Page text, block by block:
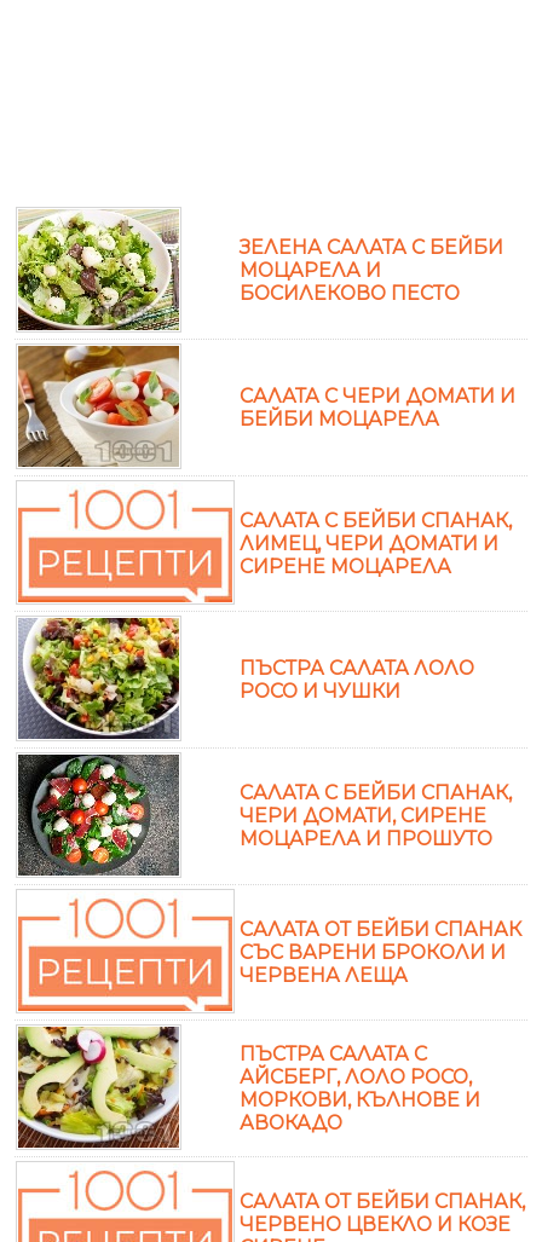
ЗЕЛЕНА САЛАТА С БЕЙБИ
МОЦАРЕЛА И
БОСИЛЕКОВО ПЕСТО
САЛАТА С ЧЕРИ ДОМАТИ И
БЕЙБИ МОЦАРЕЛА
САЛАТА С БЕЙБИ СПАНАК,
ЛИМЕЦ, ЧЕРИ ДОМАТИ И
СИРЕНЕ МОЦАРЕЛА
ПЪСТРА САЛАТА ЛОЛО
РОСО И ЧУШКИ
САЛАТА С БЕЙБИ СПАНАК,
ЧЕРИ ДОМАТИ, СИРЕНЕ
МОЦАРЕЛА И ПРОШУТО
САЛАТА ОТ БЕЙБИ СПАНАК
СЪС ВАРЕНИ БРОКОЛИ И
ЧЕРВЕНА ЛЕЩА
ПЪСТРА САЛАТА С
АЙСБЕРГ, ЛОЛО РОСО,
МОРКОВИ, КЪЛНОВЕ И
АВОКАДО
САЛАТА ОТ БЕЙБИ СПАНАК,
ЧЕРВЕНО ЦВЕКЛО И КОЗЕ